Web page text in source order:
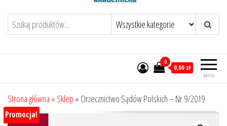
Menu
0
0,00 zł
Strona główna » Sklep » Orzecznictwo Sądów Polskich – Nr 9/2019
Promocja!